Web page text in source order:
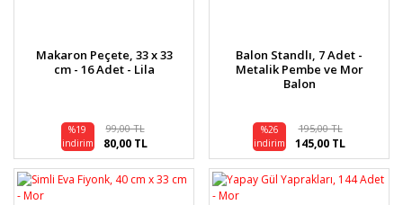
Makaron Peçete, 33 x 33
cm - 16 Adet - Lila
%19
indirim
99,00 TL
80,00 TL
Balon Standlı, 7 Adet -
Metalik Pembe ve Mor
Balon
%26
indirim
195,00 TL
145,00 TL